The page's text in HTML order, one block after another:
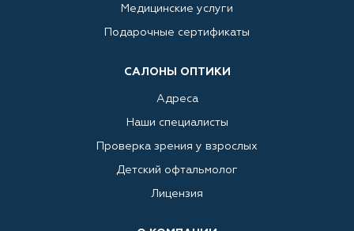
Медицинские услуги
Подарочные сертификаты
САЛОНЫ ОПТИКИ
Адреса
Наши специалисты
Проверка зрения у взрослых
Детский офтальмолог
Лицензия